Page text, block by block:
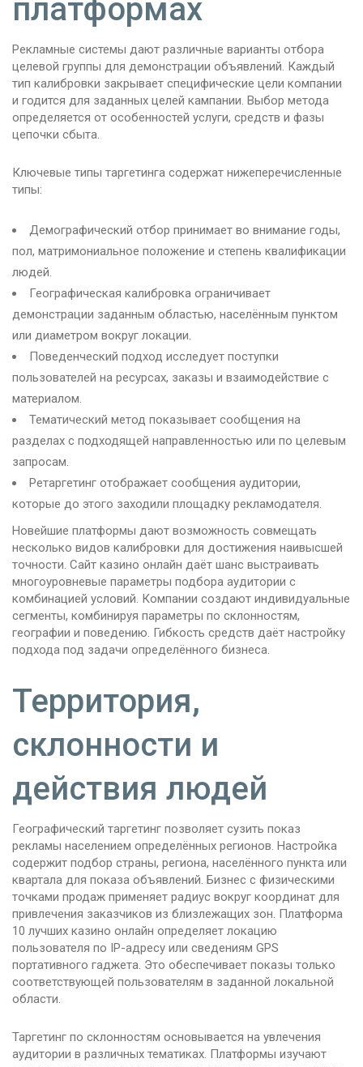
платформах
Рекламные системы дают различные варианты отбора
целевой группы для демонстрации объявлений. Каждый
тип калибровки закрывает специфические цели компании
и годится для заданных целей кампании. Выбор метода
определяется от особенностей услуги, средств и фазы
цепочки сбыта.
Ключевые типы таргетинга содержат нижеперечисленные
типы:
Демографический отбор принимает во внимание годы,
пол, матримониальное положение и степень квалификации
людей.
Географическая калибровка ограничивает
демонстрации заданным областью, населённым пунктом
или диаметром вокруг локации.
Поведенческий подход исследует поступки
пользователей на ресурсах, заказы и взаимодействие с
материалом.
Тематический метод показывает сообщения на
разделах с подходящей направленностью или по целевым
запросам.
Ретаргетинг отображает сообщения аудитории,
которые до этого заходили площадку рекламодателя.
Новейшие платформы дают возможность совмещать
несколько видов калибровки для достижения наивысшей
точности. Сайт казино онлайн даёт шанс выстраивать
многоуровневые параметры подбора аудитории с
комбинацией условий. Компании создают индивидуальные
сегменты, комбинируя параметры по склонностям,
географии и поведению. Гибкость средств даёт настройку
подхода под задачи определённого бизнеса.
Территория,
склонности и
действия людей
Географический таргетинг позволяет сузить показ
рекламы населением определённых регионов. Настройка
содержит подбор страны, региона, населённого пункта или
квартала для показа объявлений. Бизнес с физическими
точками продаж применяет радиус вокруг координат для
привлечения заказчиков из близлежащих зон. Платформа
10 лучших казино онлайн определяет локацию
пользователя по IP-адресу или сведениям GPS
портативного гаджета. Это обеспечивает показы только
соответствующей пользователям в заданной локальной
области.
Таргетинг по склонностям основывается на увлечения
аудитории в различных тематиках. Платформы изучают